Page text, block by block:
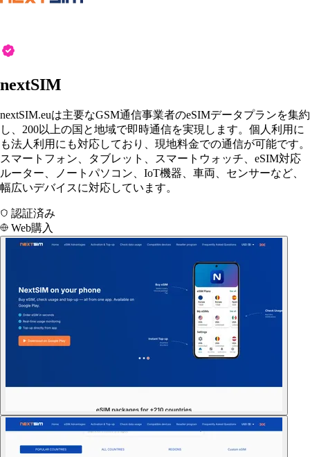
nextSIM
nextSIM.euは主要なGSM通信事業者のeSIMデータプランを集約
し、200以上の国と地域で即時通信を実現します。個人利用に
も法人利用にも対応しており、現地料金での通信が可能です。
スマートフォン、タブレット、スマートウォッチ、eSIM対応
ルーター、ノートパソコン、IoT機器、車両、センサーなど、
幅広いデバイスに対応しています。
認証済み
Web購入